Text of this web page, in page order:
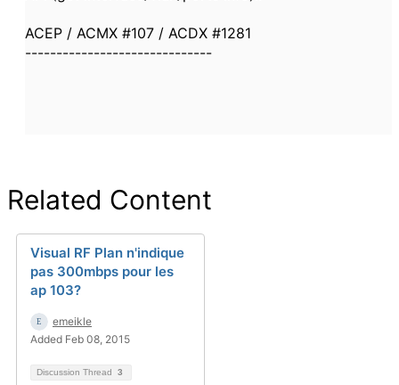
ACEP / ACMX #107 / ACDX #1281
------------------------------
Related Content
Visual RF Plan n'indique
pas 300mbps pour les
ap 103?
emeikle
Added Feb 08, 2015
Discussion Thread 3